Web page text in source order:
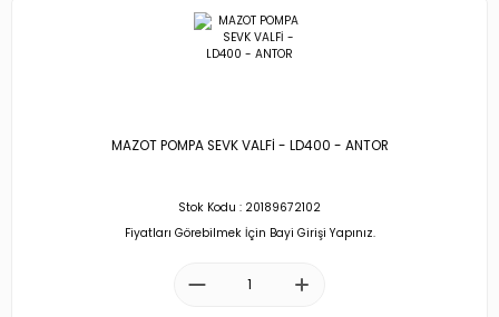
MAZOT POMPA SEVK VALFİ - LD400 - ANTOR
Stok Kodu : 20189672102
Fiyatları Görebilmek İçin Bayi Girişi Yapınız.